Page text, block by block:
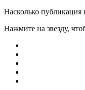
Насколько публикация
Нажмите на звезду,